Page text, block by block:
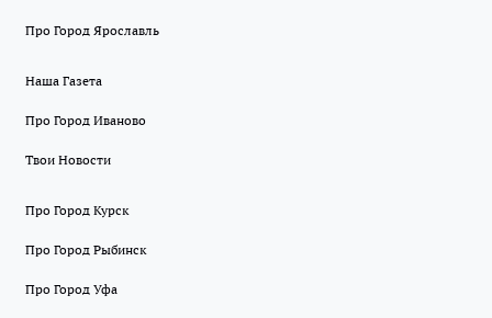
Про Город Ярославль
Наша Газета
Про Город Иваново
Твои Новости
Про Город Курск
Про Город Рыбинск
Про Город Уфа